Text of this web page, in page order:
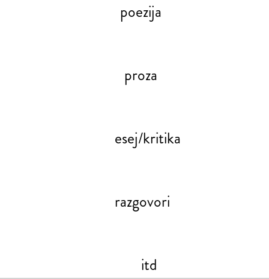
poezija
proza
esej/kritika
razgovori
itd